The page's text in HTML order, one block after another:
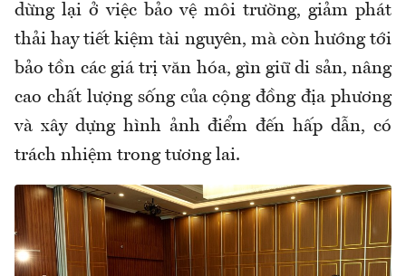
dừng lại ở việc bảo vệ môi trường, giảm phát
thải hay tiết kiệm tài nguyên, mà còn hướng tới
bảo tồn các giá trị văn hóa, gìn giữ di sản, nâng
cao chất lượng sống của cộng đồng địa phương
và xây dựng hình ảnh điểm đến hấp dẫn, có
trách nhiệm trong tương lai.